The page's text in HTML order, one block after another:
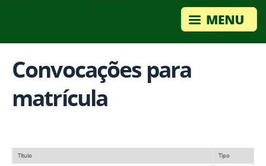
Convocações para
matrícula
Título Tipo